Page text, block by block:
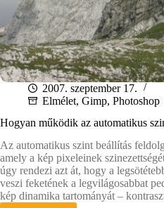
2007. szeptember 17.
Elmélet, Gimp, Photoshop
Hogyan működik az automatikus
Az automatikus szint beállítás
amely a kép pixeleinek
úgy rendezi azt át, hogy a
veszi feketének a legvilágosabbat
kép dinamika tartományát –